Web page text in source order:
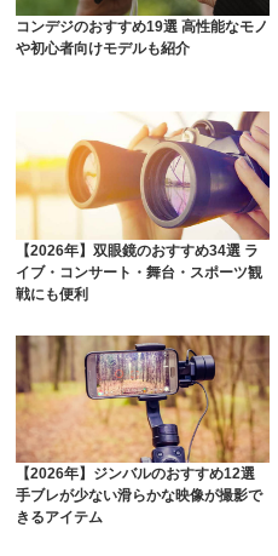
コンデジのおすすめ19選 高性能なモノ
や初心者向けモデルも紹介
【2026年】双眼鏡のおすすめ34選 ラ
イブ・コンサート・舞台・スポーツ観
戦にも便利
【2026年】ジンバルのおすすめ12選
手ブレが少ない滑らかな映像が撮影で
きるアイテム